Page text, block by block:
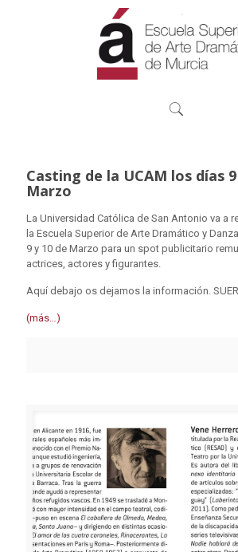
Casting de la UCAM los días
Marzo
La Universidad Católica de San Antonio va a
la Escuela Superior de Arte Dramático y
9 y 10 de Marzo para un spot publicitario
actrices, actores y figurantes.
Aquí debajo os dejamos la información.
(más…)